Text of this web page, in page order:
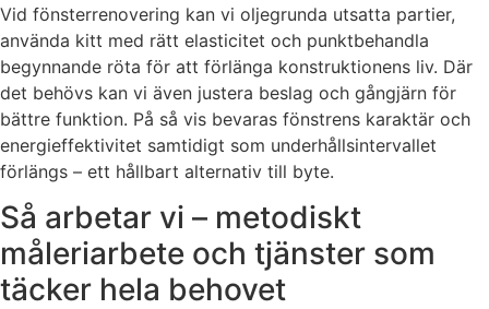
Vid fönsterrenovering kan vi oljegrunda utsatta partier,
använda kitt med rätt elasticitet och punktbehandla
begynnande röta för att förlänga konstruktionens liv. Där
det behövs kan vi även justera beslag och gångjärn för
bättre funktion. På så vis bevaras fönstrens karaktär och
energieffektivitet samtidigt som underhållsintervallet
förlängs – ett hållbart alternativ till byte.
Så arbetar vi – metodiskt
måleriarbete och tjänster som
täcker hela behovet